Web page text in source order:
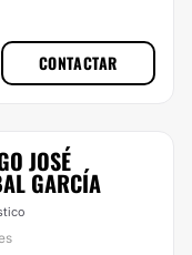
CONTACTAR
JOSÉ
GARCÍA